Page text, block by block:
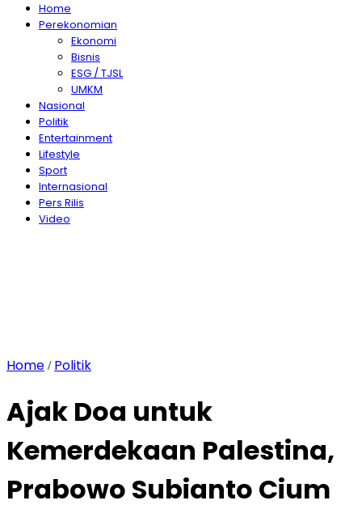
Home
Perekonomian
Ekonomi
Bisnis
ESG / TJSL
UMKM
Nasional
Politik
Entertainment
Lifestyle
Sport
Internasional
Pers Rilis
Video
Home / Politik
Ajak Doa untuk
Kemerdekaan Palestina,
Prabowo Subianto Cium